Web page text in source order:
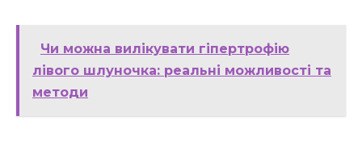
Чи можна вилікувати гіпертрофію
лівого шлуночка: реальні можливості та
методи